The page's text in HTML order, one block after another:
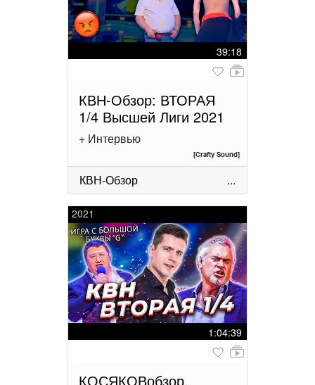
39:18
КВН-Обзор: ВТОРАЯ
1/4 Высшей Лиги 2021
+ Интервью
[Crafty Sound]
КВН-Обзор ...
2021
1:04:39
КОСЯКОВобзор.